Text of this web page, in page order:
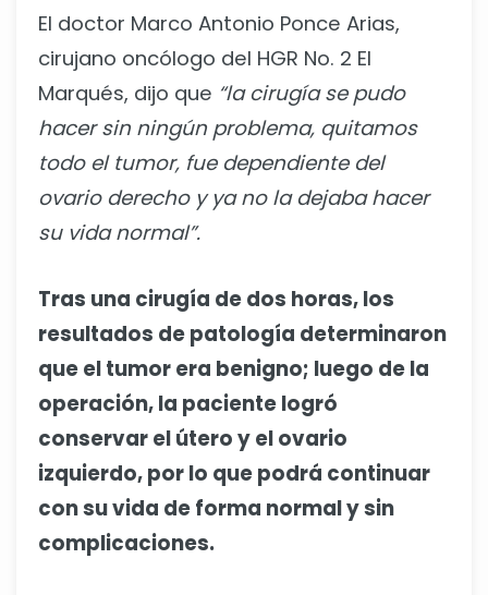
El doctor Marco Antonio Ponce Arias,
cirujano oncólogo del HGR No. 2 El
Marqués, dijo que “la cirugía se pudo
hacer sin ningún problema, quitamos
todo el tumor, fue dependiente del
ovario derecho y ya no la dejaba hacer
su vida normal”.
Tras una cirugía de dos horas, los
resultados de patología determinaron
que el tumor era benigno; luego de la
operación, la paciente logró
conservar el útero y el ovario
izquierdo, por lo que podrá continuar
con su vida de forma normal y sin
complicaciones.